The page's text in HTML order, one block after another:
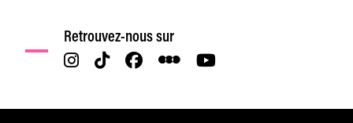
Retrouvez-nous sur